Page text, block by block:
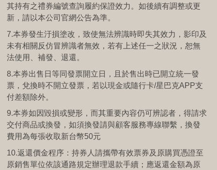
其持有之禮券編號查詢履約保證效力。如後續有調整或更
新，請以本公司官網公告為準。
7.本券發生汙損塗改，致使無法辨識時即失其效力，影印及
未有相關反仿冒辨識者無效，若有上述任一之狀況，恕無
法使用、補發、退還。
8.本券出售日等同發票開立日，且於售出時已開立統一發
票，兌換時不開立發票，若以現金或隨行卡/星巴克APP支
付差額除外。
9.本券如因毀損或變形，而其重要內容仍可辨認者，得請求
交付商品或換發，如須換發請與顧客服務專線聯繫，換發
費用為每張收取新台幣50元
10.返還價金程序：持券人請攜帶有效票券及原購買憑證至
原銷售單位依該通路規定辦理退款手續；應返還金額為原